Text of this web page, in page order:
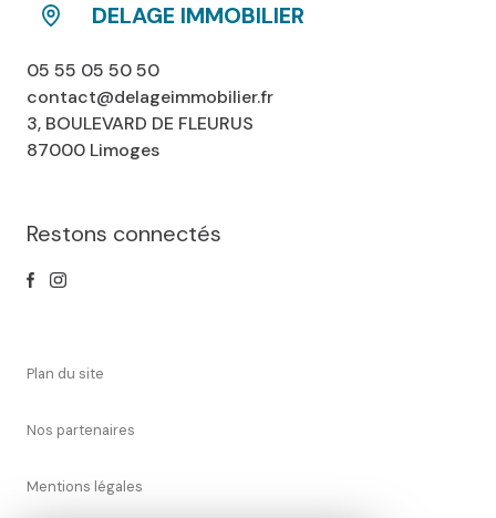
DELAGE IMMOBILIER
05 55 05 50 50
contact@delageimmobilier.fr
3, BOULEVARD DE FLEURUS
87000 Limoges
Restons connectés
plan du site
nos partenaires
mentions légales